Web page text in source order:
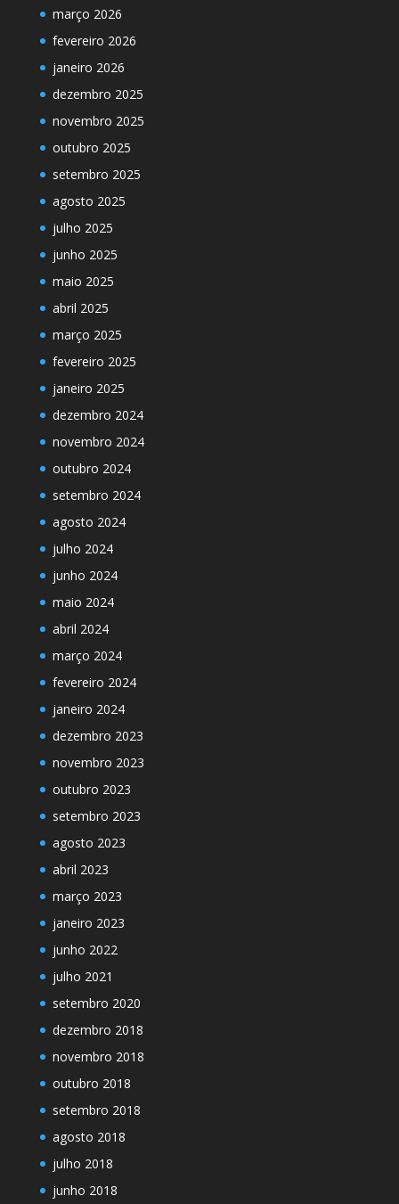
março 2026
fevereiro 2026
janeiro 2026
dezembro 2025
novembro 2025
outubro 2025
setembro 2025
agosto 2025
julho 2025
junho 2025
maio 2025
abril 2025
março 2025
fevereiro 2025
janeiro 2025
dezembro 2024
novembro 2024
outubro 2024
setembro 2024
agosto 2024
julho 2024
junho 2024
maio 2024
abril 2024
março 2024
fevereiro 2024
janeiro 2024
dezembro 2023
novembro 2023
outubro 2023
setembro 2023
agosto 2023
abril 2023
março 2023
janeiro 2023
junho 2022
julho 2021
setembro 2020
dezembro 2018
novembro 2018
outubro 2018
setembro 2018
agosto 2018
julho 2018
junho 2018